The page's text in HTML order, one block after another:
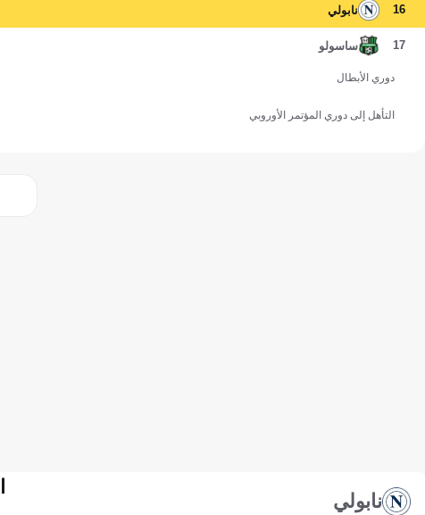
16 نابولي
17 ساسولو
دوري الأبطال
التأهل إلى دوري المؤتمر الأوروبي
نابولي